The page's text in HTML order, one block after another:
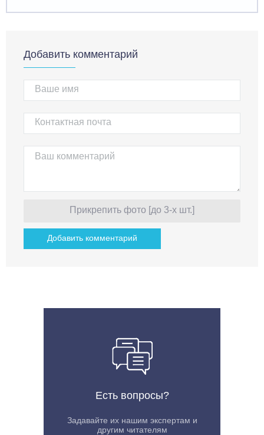
Добавить комментарий
Прикрепить фото [до 3-х шт.]
Есть вопросы?
Задавайте их нашим экспертам и
другим читателям